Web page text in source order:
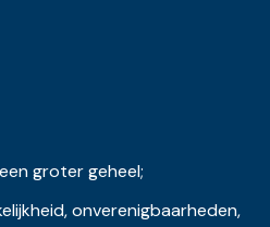
groter geheel;
onverenigbaarheden,